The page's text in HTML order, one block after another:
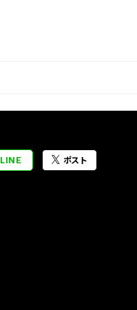
LINE ポスト